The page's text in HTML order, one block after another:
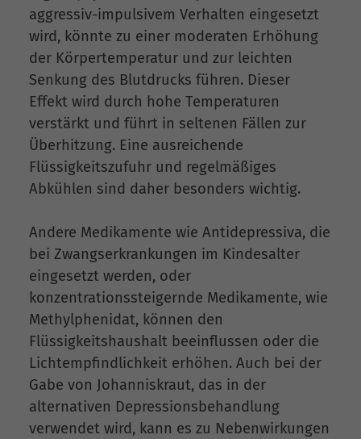
aggressiv-impulsivem Verhalten eingesetzt
wird, könnte zu einer moderaten Erhöhung
der Körpertemperatur und zur leichten
Senkung des Blutdrucks führen. Dieser
Effekt wird durch hohe Temperaturen
verstärkt und führt in seltenen Fällen zur
Überhitzung. Eine ausreichende
Flüssigkeitszufuhr und regelmäßiges
Abkühlen sind daher besonders wichtig.
Andere Medikamente wie Antidepressiva, die
bei Zwangserkrankungen im Kindesalter
eingesetzt werden, oder
konzentrationssteigernde Medikamente, wie
Methylphenidat, können den
Flüssigkeitshaushalt beeinflussen oder die
Lichtempfindlichkeit erhöhen. Auch bei der
Gabe von Johanniskraut, das in der
alternativen Depressionsbehandlung
verwendet wird, kann es zu Nebenwirkungen